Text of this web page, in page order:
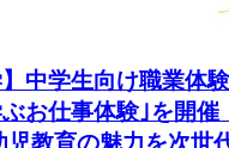
】中学生向け職業体
ぶお仕事体験｣を開